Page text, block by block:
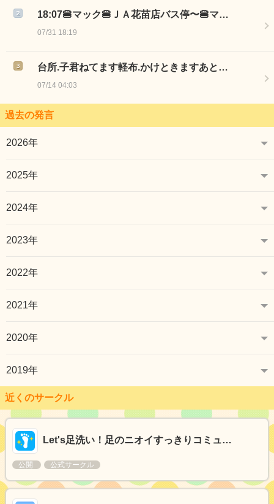
18:07🍔マック🍔ＪＡ花苗店バス停〜🍔マ…
07/31 18:19
台所.子君ねてます軽布.かけときますあと…
07/14 04:03
過去の発言
2026年
2025年
2024年
2023年
2022年
2021年
2020年
2019年
近くのサークル
Let's足洗い！足のニオイすっきりコミュ…
公開 公式サークル